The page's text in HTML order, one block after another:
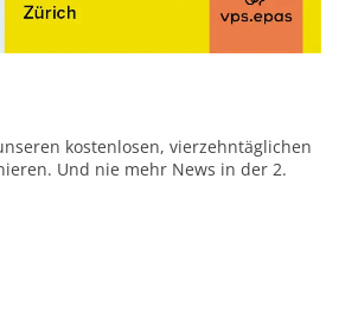
kostenlosen, vierzehntäglichen
Und nie mehr News in der 2.